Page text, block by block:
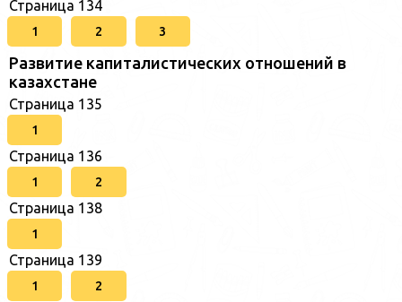
Страница 134
1 2 3
Развитие капиталистических отношений в
казахстане
Страница 135
1
Страница 136
1 2
Страница 138
1
Страница 139
1 2